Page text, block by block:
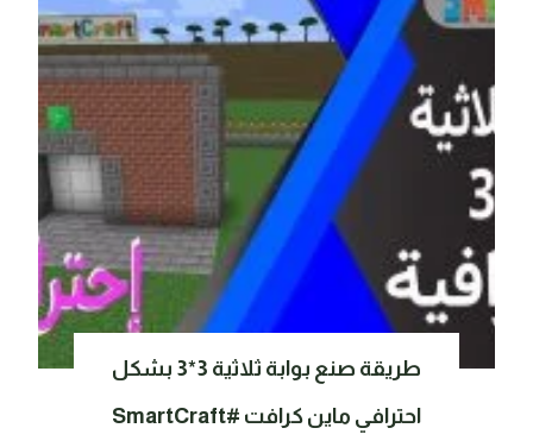
طريقة صنع بوابة ثلاثية 3*3 بشكل
احترافي ماين كرافت #SmartCraft